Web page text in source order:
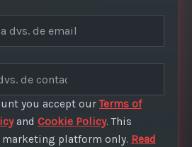
you accept ourTerms of
and Cookie Policy. This
marketing platform only. Read